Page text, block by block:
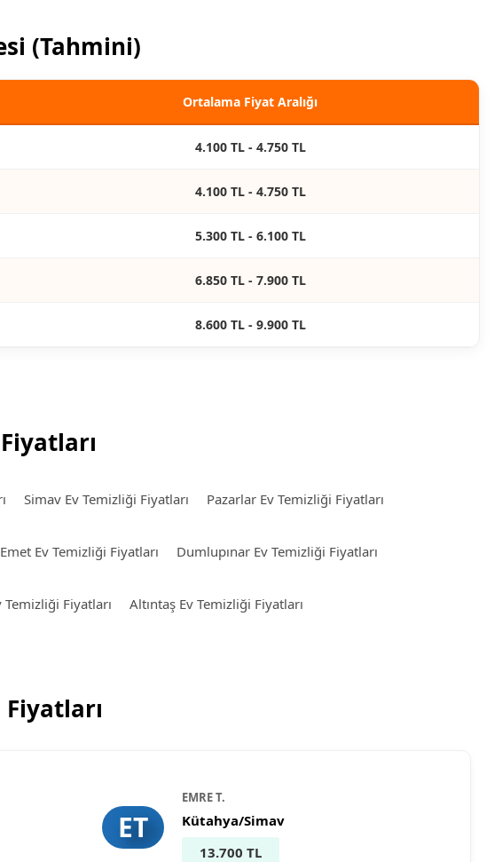
(Tahmini)
Ortalama Fiyat Aralığı
4.100 TL - 4.750 TL
4.100 TL - 4.750 TL
5.300 TL - 6.100 TL
6.850 TL - 7.900 TL
8.600 TL - 9.900 TL
Simav Ev Temizliği Fiyatları Pazarlar Ev Temizliği Fiyatları
Emet Ev Temizliği Fiyatları Dumlupınar Ev Temizliği Fiyatları
Temizliği Fiyatları Altıntaş Ev Temizliği Fiyatları
ET
EMRE T.
Kütahya/Simav
13.700 TL